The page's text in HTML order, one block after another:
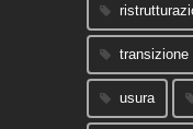
transizione
usura